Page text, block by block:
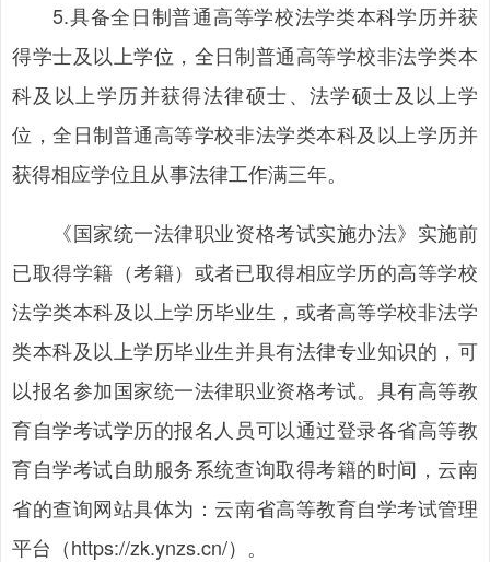
5.具备全日制普通高等学校法学类本科学历并获
得学士及以上学位，全日制普通高等学校非法学类本
科及以上学历并获得法律硕士、法学硕士及以上学
位，全日制普通高等学校非法学类本科及以上学历并
获得相应学位且从事法律工作满三年。
《国家统一法律职业资格考试实施办法》实施前
已取得学籍（考籍）或者已取得相应学历的高等学校
法学类本科及以上学历毕业生，或者高等学校非法学
类本科及以上学历毕业生并具有法律专业知识的，可
以报名参加国家统一法律职业资格考试。具有高等教
育自学考试学历的报名人员可以通过登录各省高等教
育自学考试自助服务系统查询取得考籍的时间，云南
省的查询网站具体为：云南省高等教育自学考试管理
平台（https://zk.ynzs.cn/）。